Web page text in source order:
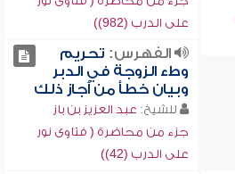
على الدرب (982))
الفهرس: تحريم
وطء الزوجة في الدبر
وبيان خطأ من أجاز ذلك
للشيخ: عبد العزيز بن باز
جزء من محاضرة ( فتاوى نور
على الدرب (42))